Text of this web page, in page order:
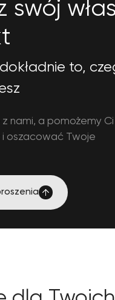
swój
to,
nami, a pomożemy Ci
oszacować Twoje